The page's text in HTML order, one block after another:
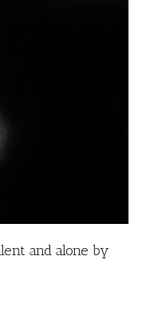
and alone by